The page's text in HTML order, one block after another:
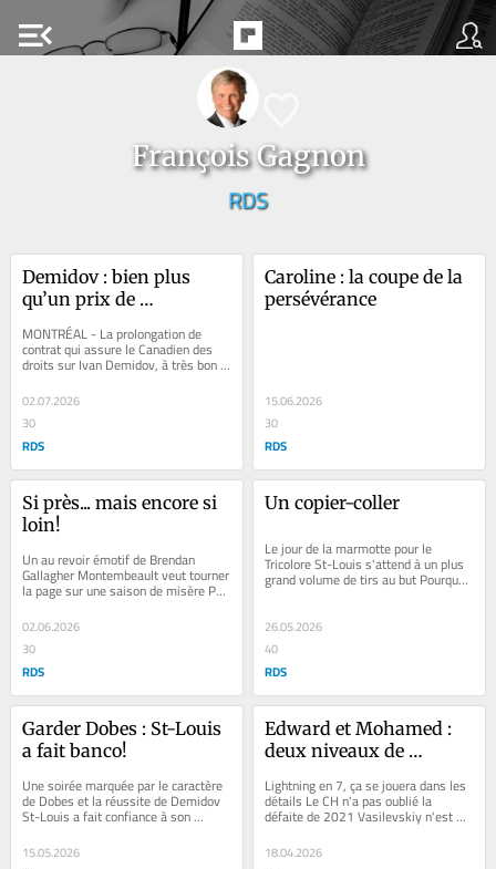
menu_open
François Gagnon
RDS
Demidov : bien plus
qu’un prix de
consolation
MONTRÉAL - La prolongation de
contrat qui assure le Canadien des
droits sur Ivan Demidov, à très bon
prix, pour les neuf prochaines années,
est...
02.07.2026
30
RDS
Caroline : la coupe de la
persévérance
15.06.2026
30
RDS
Si près... mais encore si
loin!
Un au revoir émotif de Brendan
Gallagher Montembeault veut tourner
la page sur une saison de misère Pas
un autre ménage à trois l'an...
02.06.2026
30
RDS
Un copier-coller
Le jour de la marmotte pour le
Tricolore St-Louis s'attend à un plus
grand volume de tirs au but Pourquoi
ne pas mettre Andersen davantage
26.05.2026
40
RDS
Garder Dobes : St-Louis
a fait banco!
Une soirée marquée par le caractère
de Dobes et la réussite de Demidov
St-Louis a fait confiance à son
été...
15.05.2026
Edward et Mohamed :
deux niveaux de
Lightning en 7, ça se jouera dans les
détails Le CH n'a pas oublié la
défaite de 2021 Vasilevskiy n'est
plus aussi invincible en séries...
18.04.2026